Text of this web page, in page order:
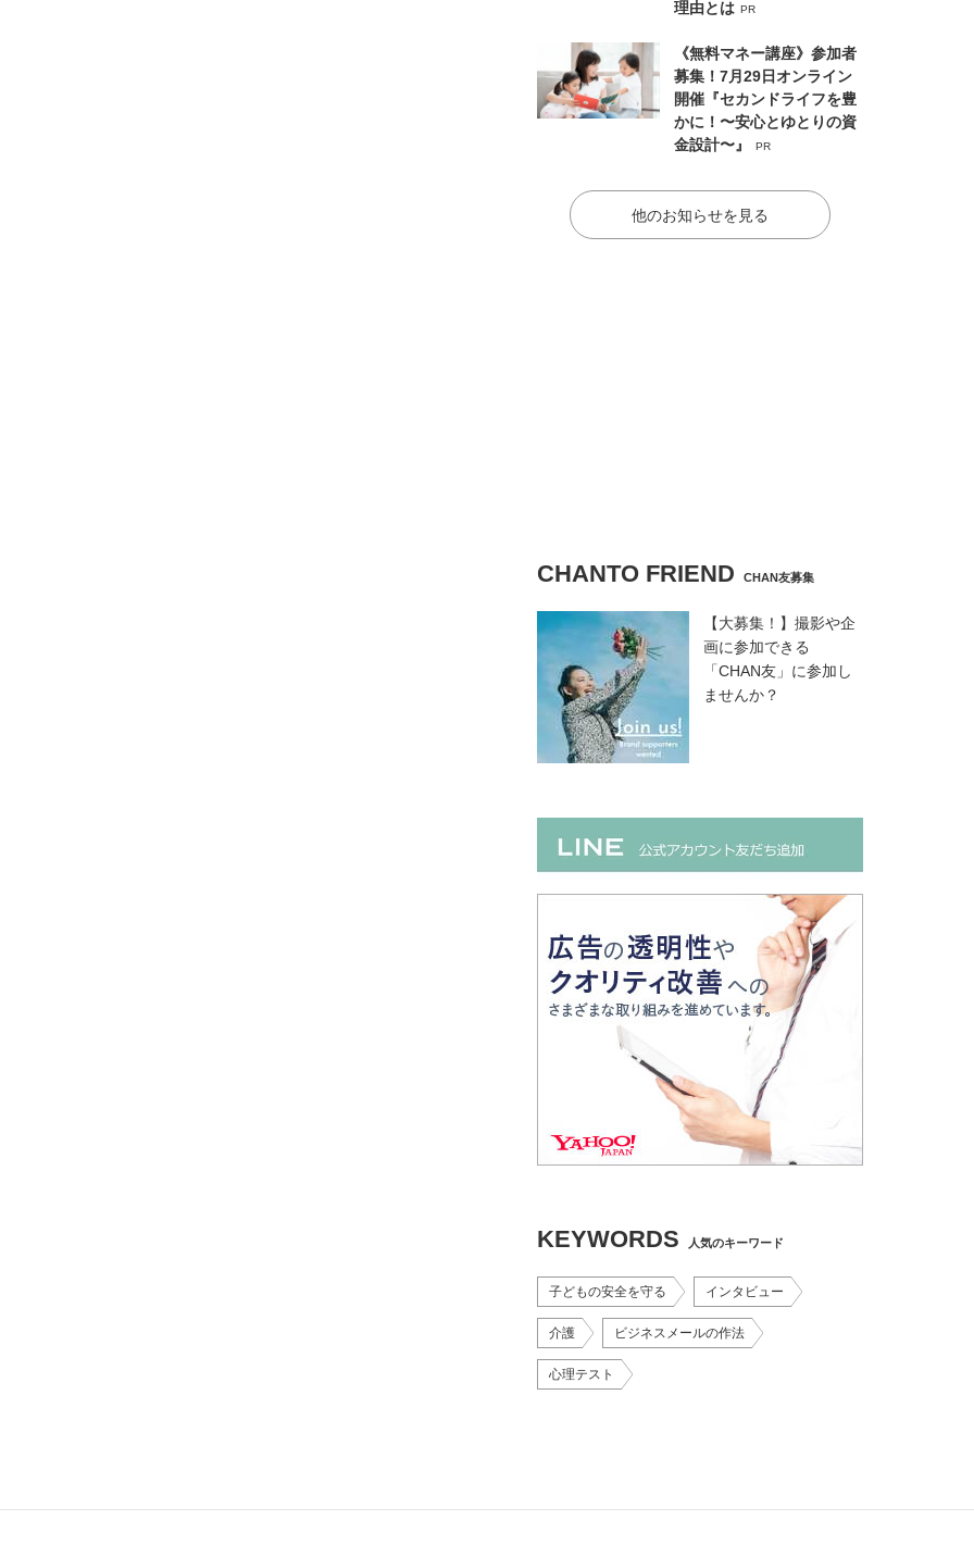
理由とは PR
《無料マネー講座》参加者
募集！7月29日オンライン
開催『セカンドライフを豊
かに！〜安心とゆとりの資
金設計〜』
PR
他のお知らせを見る
CHANTO FRIEND CHAN友募集
【大募集！】撮影や企
画に参加できる
「CHAN友」に参加し
ませんか？
KEYWORDS 人気のキーワード
子どもの安全を守る インタビュー
介護 ビジネスメールの作法
心理テスト